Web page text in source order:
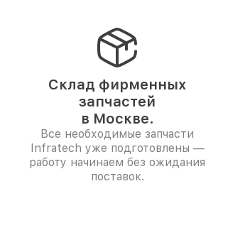
Склад фирменных
запчастей
в Москве.
Все необходимые запчасти
Infratech уже подготовлены —
работу начинаем без ожидания
поставок.